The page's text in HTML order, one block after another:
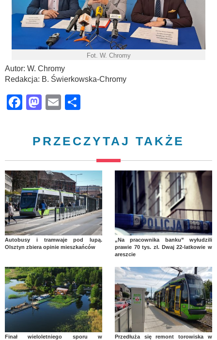
Fot. W. Chromy
Autor: W. Chromy
Redakcja: B. Świerkowska-Chromy
Facebook
Mastodon
Email
PRZECZYTAJ TAKŻE
Autobusy i tramwaje pod lupą.
Olsztyn zbiera opinie mieszkańców
„Na pracownika banku” wyłudzili
prawie 70 tys. zł. Dwaj 22-latkowie w
areszcie
Finał wieloletniego sporu w
Przedłuża się remont torowiska w